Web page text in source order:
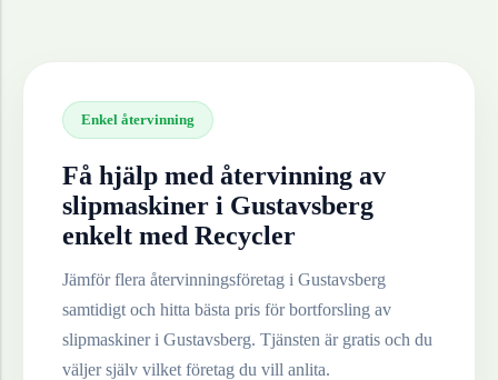
Enkel återvinning
Få hjälp med återvinning av
slipmaskiner i Gustavsberg
enkelt med Recycler
Jämför flera återvinningsföretag i Gustavsberg
samtidigt och hitta bästa pris för bortforsling av
slipmaskineri Gustavsberg. Tjänsten är gratis och du
väljer själv vilket företag du vill anlita.